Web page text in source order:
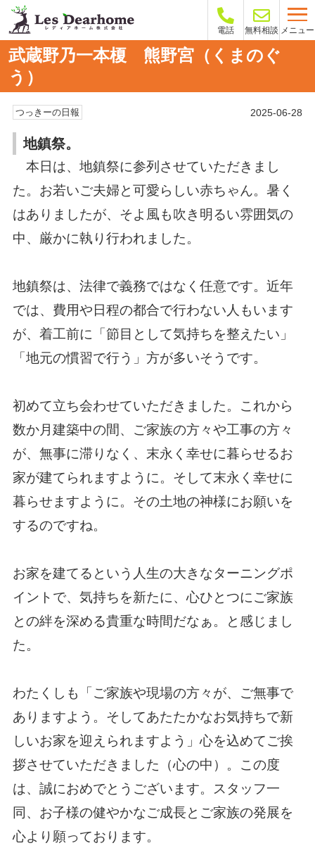
電話 無料相談 メニュー
武蔵野乃一本榎 熊野宮（くまのぐ
う）
つっきーの日報 2025-06-28
地鎮祭。
本日は、地鎮祭に参列させていただきまし
た。お若いご夫婦と可愛らしい赤ちゃん。暑く
はありましたが、そよ風も吹き明るい雰囲気の
中、厳かに執り行われました。
地鎮祭は、法律で義務ではなく任意です。近年
では、費用や日程の都合で行わない人もいます
が、着工前に「節目として気持ちを整えたい」
「地元の慣習で行う」方が多いそうです。
初めて立ち会わせていただきました。これから
数か月建築中の間、ご家族の方々や工事の方々
が、無事に滞りなく、末永く幸せに暮らせるお
家が建てられますように。そして末永く幸せに
暮らせますように。その土地の神様にお願いを
するのですね。
お家を建てるという人生の大きなターニングポ
イントで、気持ちを新たに、心ひとつにご家族
との絆を深める貴重な時間だなぁ。と感じまし
た。
わたくしも「ご家族や現場の方々が、ご無事で
ありますよう。そしてあたたかなお気持ちで新
しいお家を迎えられますよう」心を込めてご挨
拶させていただきました（心の中）。この度
は、誠におめでとうございます。スタッフ一
同、お子様の健やかなご成長とご家族の発展を
心より願っております。